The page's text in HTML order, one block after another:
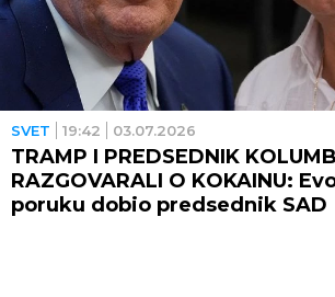
SVET 19:42 03.07.2026
TRAMP I PREDSEDNIK
RAZGOVARALI O KOKAINU:
poruku dobio predsednik SAD